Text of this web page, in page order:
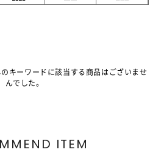
キーワードに該当する商品はございませ
んでした。
ITEM